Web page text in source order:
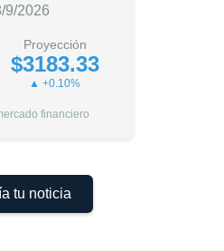
9/2026
Proyección
$3183.33
▲ +0.10%
financiero
tu noticia